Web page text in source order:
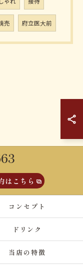
売 府立医大前
はこちら
コンセプト
ドリンク
当店の特徴